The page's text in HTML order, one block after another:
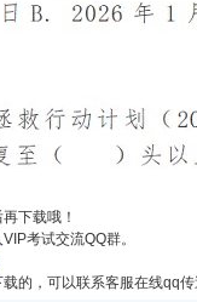
下载哦！
考试交流QQ群。
的，可以联系客服在线qq